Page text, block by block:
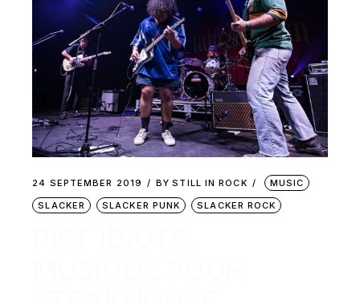
24 SEPTEMBER 2019 BY STILL IN ROCK
MUSIC
SLACKER
SLACKER PUNK SLACKER ROCK